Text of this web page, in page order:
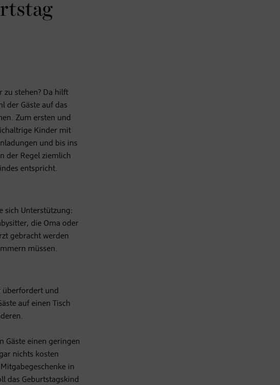
zu stehen? Da hilft
der Gäste auf das
Zum ersten und
Kinder mit
und bis ins
der Regel ziemlich
entspricht.
sich Unterstützung:
die Oma oder
gebracht werden
müssen.
überfordert und
auf einen Tisch
Gäste einen geringen
nichts kosten
in
das Geburtstagskind